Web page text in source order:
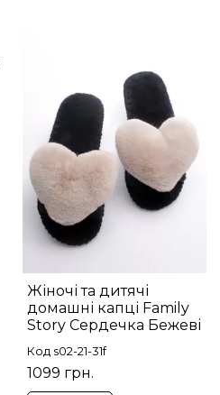
Жіночі та дитячі
домашні капці Family
Story Сердечка Бежеві
Код s02-21-31f
1099 грн.